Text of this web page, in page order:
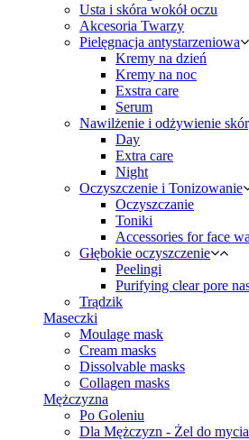
Usta i skóra wokół oczu
Akcesoria Twarzy
Pielęgnacja antystarzeniowa
Kremy na dzień
Kremy na noc
Exstra care
Serum
Nawilżenie i odżywienie
Day
Extra care
Night
Oczyszczenie i Tonizowanie
Oczyszczanie
Toniki
Accessories for face
Głębokie oczyszczenie
Peelingi
Purifying clear pore
Trądzik
Maseczki
Moulage mask
Cream masks
Dissolvable masks
Collagen masks
Mężczyzna
Po Goleniu
Dla Mężczyzn - Żel do